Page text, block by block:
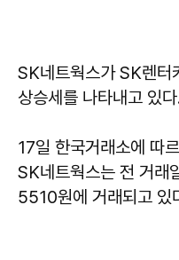
SK네트웍스가 SK렌터
상승세를 나타내고 있
17일 한국거래소에 따
SK네트웍스는 전 거
5510원에 거래되고 있